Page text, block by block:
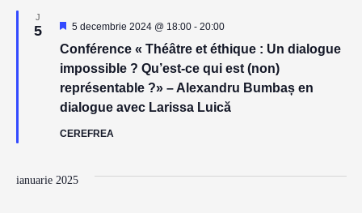
J
5
Conférence « Théâtre et éthique : Un dialogue
impossible ? Qu’est-ce qui est (non)
représentable ?» – Alexandru Bumbaș en
dialogue avec Larissa Luică
Reprezentativ
5 decembrie 2024 @ 18:00- 20:00
CEREFREA
ianuarie 2025